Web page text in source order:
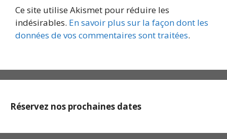
Ce site utilise Akismet pour réduire les
indésirables. En savoir plus sur la façon dont les
données de vos commentaires sont traitées.
Réservez nos prochaines dates